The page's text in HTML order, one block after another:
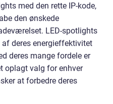
med den rette IP-kode,
den ønskede
LED-spotlights
deres energieffektivitet
deres mange fordele er
oplagt valg for enhver
at forbedre deres